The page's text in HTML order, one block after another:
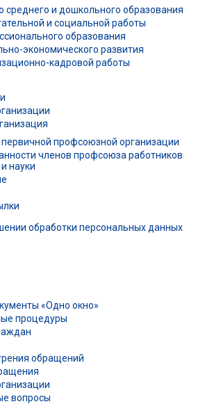
среднего и дошкольного образования
и социальной работы
образования
экономического развития
кадровой работы
профсоюзной организации
членов профсоюза работников
науки
обработки персональных данных
«Одно окно»
процедуры
обращений
вопросы